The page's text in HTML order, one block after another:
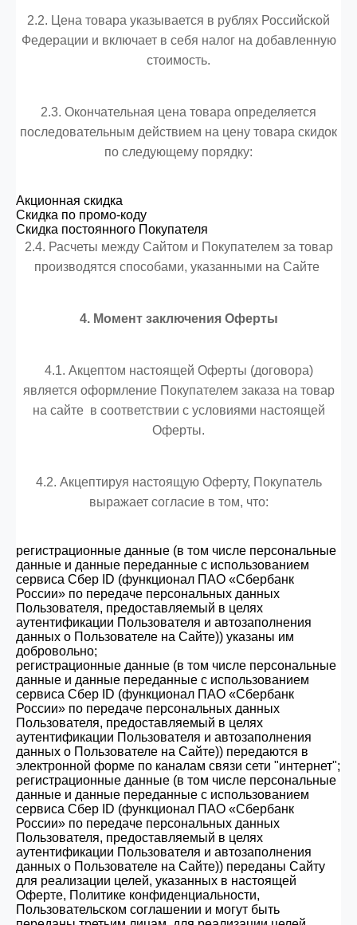
2.2. Цена товара указывается в рублях Российской
Федерации и включает в себя налог на добавленную
стоимость.
2.3. Окончательная цена товара определяется
последовательным действием на цену товара скидок
по следующему порядку:
Акционная скидка
Скидка по промо-коду
Скидка постоянного Покупателя
2.4. Расчеты между Сайтом и Покупателем за товар
производятся способами, указанными на Сайте
4. Момент заключения Оферты
4.1. Акцептом настоящей Оферты (договора)
является оформление Покупателем заказа на товар
на сайте в соответствии с условиями настоящей
Оферты.
4.2. Акцептируя настоящую Оферту, Покупатель
выражает согласие в том, что:
регистрационные данные (в том числе персональные
данные и данные переданные с использованием
сервиса Сбер ID (функционал ПАО «Сбербанк
России» по передаче персональных данных
Пользователя, предоставляемый в целях
аутентификации Пользователя и автозаполнения
данных о Пользователе на Сайте)) указаны им
добровольно;
регистрационные данные (в том числе персональные
данные и данные переданные с использованием
сервиса Сбер ID (функционал ПАО «Сбербанк
России» по передаче персональных данных
Пользователя, предоставляемый в целях
аутентификации Пользователя и автозаполнения
данных о Пользователе на Сайте)) передаются в
электронной форме по каналам связи сети "интернет";
регистрационные данные (в том числе персональные
данные и данные переданные с использованием
сервиса Сбер ID (функционал ПАО «Сбербанк
России» по передаче персональных данных
Пользователя, предоставляемый в целях
аутентификации Пользователя и автозаполнения
данных о Пользователе на Сайте)) переданы Сайту
для реализации целей, указанных в настоящей
Оферте, Политике конфиденциальности,
Пользовательском соглашении и могут быть